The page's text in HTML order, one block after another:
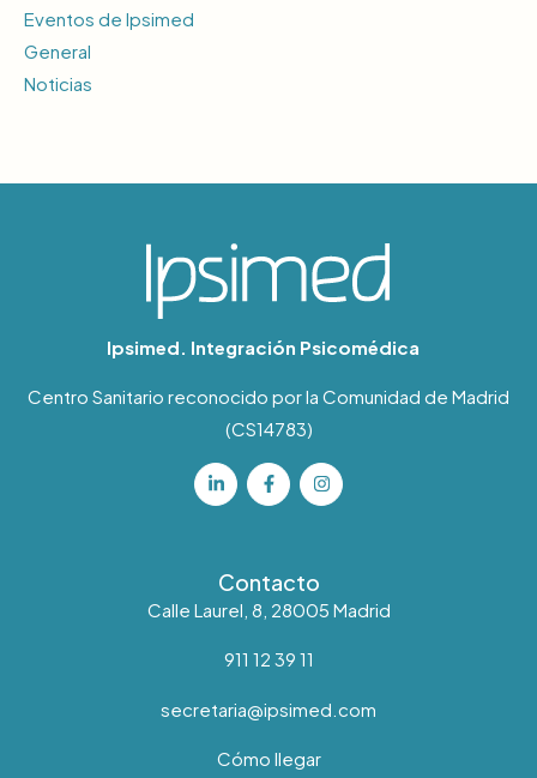
Eventos de Ipsimed
General
Noticias
Ipsimed. Integración Psicomédica
Centro Sanitario reconocido por la Comunidad de Madrid
(CS14783)
Contacto
Calle Laurel, 8, 28005 Madrid
911 12 39 11
secretaria@ipsimed.com
Cómo llegar